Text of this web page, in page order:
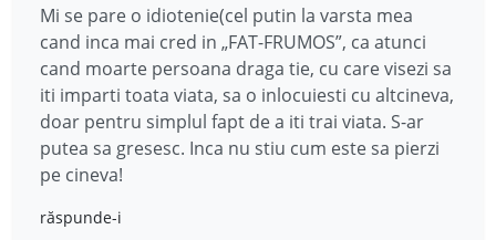
Mi se pare o idiotenie(cel putin la varsta mea
cand inca mai cred in „FAT-FRUMOS”, ca atunci
cand moarte persoana draga tie, cu care visezi sa
iti imparti toata viata, sa o inlocuiesti cu altcineva,
doar pentru simplul fapt de a iti trai viata. S-ar
putea sa gresesc. Inca nu stiu cum este sa pierzi
pe cineva!
răspunde-i